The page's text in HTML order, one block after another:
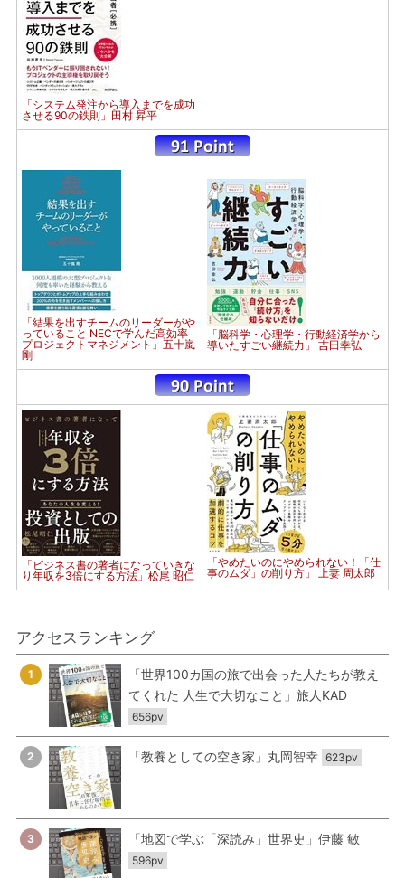
「システム発注から導入までを成功
させる90の鉄則」田村 昇平
「結果を出すチームのリーダーがや
っていること NECで学んだ高効率
プロジェクトマネジメント」五十嵐
剛
「脳科学・心理学・行動経済学から
導いたすごい継続力」 吉田幸弘
「ビジネス書の著者になっていきな
り年収を3倍にする方法」松尾 昭仁
「やめたいのにやめられない！「仕
事のムダ」の削り方」 上妻 周太郎
アクセスランキング
1
「世界100カ国の旅で出会った人たちが教え
てくれた 人生で大切なこと」旅人KAD
656pv
2 「教養としての空き家」丸岡智幸 623pv
3 「地図で学ぶ「深読み」世界史」伊藤 敏
596pv